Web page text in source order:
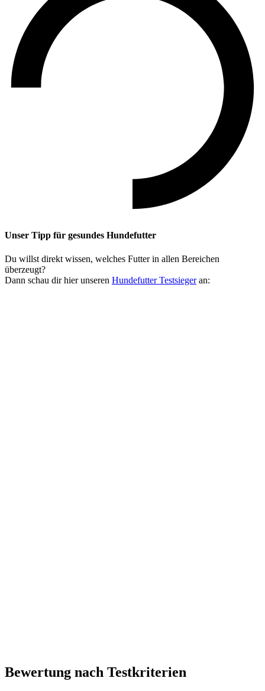
Unser Tipp für gesundes Hundefutter
Du willst direkt wissen, welches Futter in allen Bereichen
überzeugt?
Dann schau dir hier unseren Hundefutter Testsiegeran:
Bewertung nach Testkriterien